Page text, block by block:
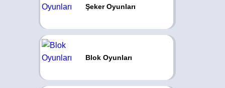
Şeker Oyunları
Blok Oyunları